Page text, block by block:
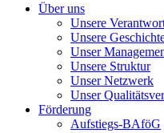
Über uns
Unsere
Unsere
Unser
Unsere Struktur
Unser Netzwerk
Unser
Förderung
Aufstiegs-BAföG